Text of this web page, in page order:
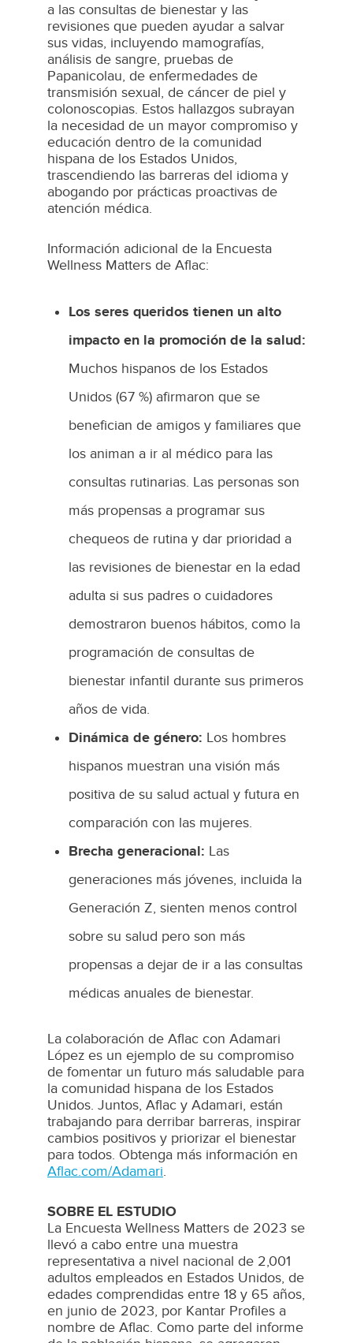
a las consultas de bienestar y las
revisiones que pueden ayudar a salvar
sus vidas, incluyendo mamografías,
análisis de sangre, pruebas de
Papanicolau, de enfermedades de
transmisión sexual, de cáncer de piel y
colonoscopias. Estos hallazgos subrayan
la necesidad de un mayor compromiso y
educación dentro de la comunidad
hispana de los Estados Unidos,
trascendiendo las barreras del idioma y
abogando por prácticas proactivas de
atención médica.
Información adicional de la Encuesta
Wellness Matters de Aflac:
Los seres queridos tienen un alto
impacto en la promoción de la salud:
Muchos hispanos de los Estados
Unidos (67 %) afirmaron que se
benefician de amigos y familiares que
los animan a ir al médico para las
consultas rutinarias. Las personas son
más propensas a programar sus
chequeos de rutina y dar prioridad a
las revisiones de bienestar en la edad
adulta si sus padres o cuidadores
demostraron buenos hábitos, como la
programación de consultas de
bienestar infantil durante sus primeros
años de vida.
Dinámica de género: Los hombres
hispanos muestran una visión más
positiva de su salud actual y futura en
comparación con las mujeres.
Brecha generacional: Las
generaciones más jóvenes, incluida la
Generación Z, sienten menos control
sobre su salud pero son más
propensas a dejar de ir a las consultas
médicas anuales de bienestar.
La colaboración de Aflac con Adamari
López es un ejemplo de su compromiso
de fomentar un futuro más saludable para
la comunidad hispana de los Estados
Unidos. Juntos, Aflac y Adamari, están
trabajando para derribar barreras, inspirar
cambios positivos y priorizar el bienestar
para todos. Obtenga más información en
Aflac.com/Adamari.
SOBRE EL ESTUDIO
La Encuesta Wellness Matters de 2023 se
llevó a cabo entre una muestra
representativa a nivel nacional de 2,001
adultos empleados en Estados Unidos, de
edades comprendidas entre 18 y 65 años,
en junio de 2023, por Kantar Profiles a
nombre de Aflac. Como parte del informe